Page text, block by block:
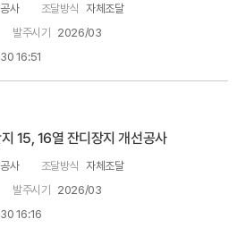
사 조달방식 자체조달
발주시기 2026/03
16:51
15, 16열 잔디장지 개선공사
사 조달방식 자체조달
발주시기 2026/03
16:16